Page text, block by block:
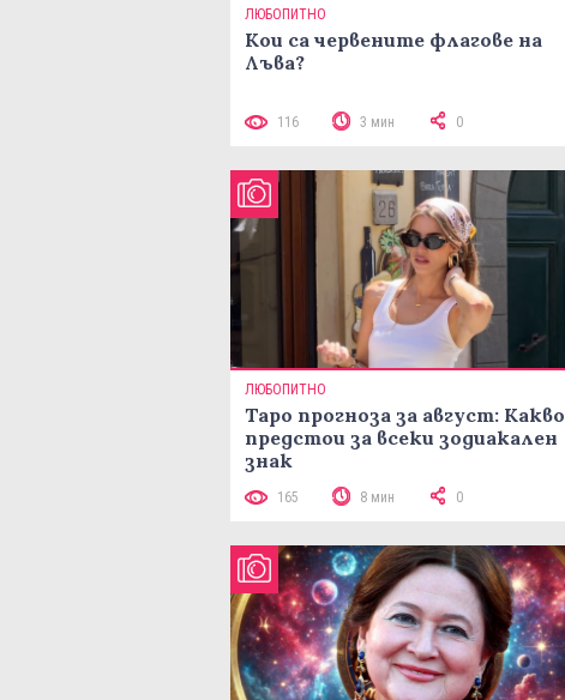
ЛЮБОПИТНО
Кои са червените флагове на
Лъва?
116 3 мин 0
ЛЮБОПИТНО
Таро прогноза за август: Какво
предстои за всеки зодиакален
знак
165 8 мин 0